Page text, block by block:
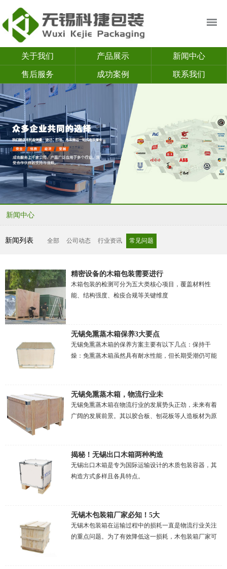
关于我们 产品展示 新闻中心
售后服务 成功案例 联系我们
新闻中心
新闻列表 全部 公司动态 行业资讯 常见问题
精密设备的木箱包装需要进行
木箱包装的检测可分为五大类核心项目，覆盖材料性
能、结构强度、检疫合规等关键维度
无锡免熏蒸木箱保养3大要点
无锡免熏蒸木箱的保养方案主要有以下几点：保持干
燥：免熏蒸木箱虽然具有耐水性能，但长期受潮仍可能
无锡免熏蒸木箱，物流行业未
无锡免熏蒸木箱在物流行业的发展势头正劲，未来有着
广阔的发展前景。其以胶合板、刨花板等人造板材为原
揭秘！无锡出口木箱两种构造
无锡出口木箱是专为国际运输设计的木质包装容器，其
构造方式多样且各具特点。
无锡木包装箱厂家必知！5大
无锡木包装箱在运输过程中的损耗一直是物流行业关注
的重点问题。为了有效降低这一损耗，木包装箱厂家可